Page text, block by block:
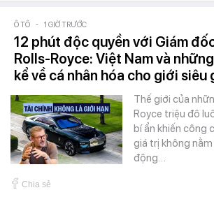
Ô TÔ - 1 GIỜ TRƯỚC
12 phút độc quyền với Giám
Rolls-Royce: Việt Nam và
kể về cá nhân hóa cho giới siêu
Thế giới của
Royce triệu đô
bí ẩn khiến công
giá trị không
động…
Chia sẻ